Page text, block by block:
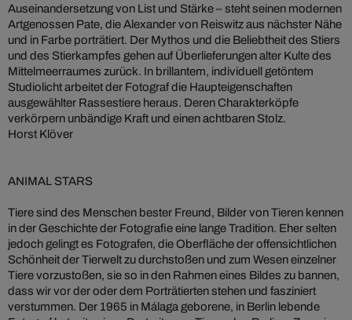
Auseinandersetzung von List und Stärke – steht seinen modernen
Artgenossen Pate, die Alexander von Reiswitz aus nächster Nähe
und in Farbe porträtiert. Der Mythos und die Beliebtheit des Stiers
und des Stierkampfes gehen auf Überlieferungen alter Kulte des
Mittelmeerraumes zurück. In brillantem, individuell getöntem
Studiolicht arbeitet der Fotograf die Haupteigenschaften
ausgewählter Rassestiere heraus. Deren Charakterköpfe
verkörpern unbändige Kraft und einen achtbaren Stolz.
Horst Klöver
ANIMAL STARS
Tiere sind des Menschen bester Freund, Bilder von Tieren kennen
in der Geschichte der Fotografieeine lange Tradition. Eher selten
jedoch gelingt es Fotografen, die Oberfläche der offensichtlichen
Schönheit der Tierwelt zu durchstoßen und zum Wesen einzelner
Tiere vorzustoßen, sie so in den Rahmen eines Bildes zu bannen,
dass wir vor der oder dem Porträtierten stehen und fasziniert
verstummen. Der 1965 in Málaga geborene, in Berlin lebende